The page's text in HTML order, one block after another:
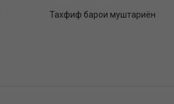
Тахфиф барои муштариён